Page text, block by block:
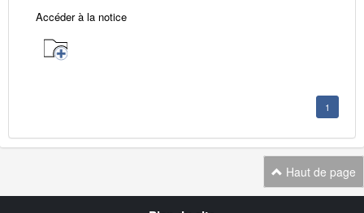
Accéder à la notice
1
Haut de page